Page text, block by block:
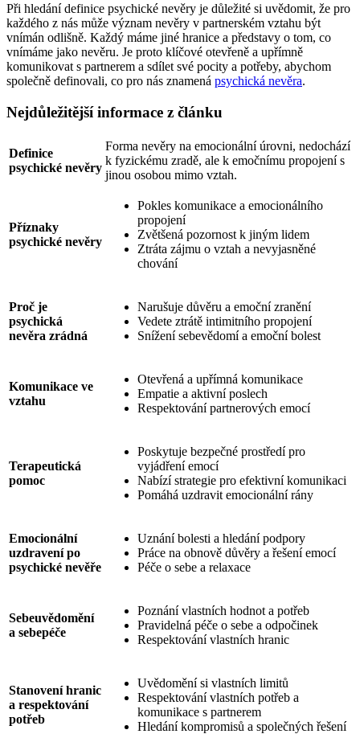
Při hledání definice psychické nevěry je důležité si uvědomit, že pro
každého z nás může význam nevěry v partnerském vztahu být
vnímán odlišně. Každý máme jiné hranice a představy o tom, co
vnímáme jako nevěru. Je proto klíčové otevřeně a upřímně
komunikovat s partnerem a sdílet své pocity a potřeby, abychom
společně definovali, co pro nás znamená psychická nevěra.
Nejdůležitější informace z článku
Definice
psychické nevěry
Forma nevěry na emocionální úrovni, nedochází
k fyzickému zradě, ale k emočnímu propojení s
jinou osobou mimo vztah.
Příznaky
psychické nevěry
Pokles komunikace a emocionálního
propojení
Zvětšená pozornost k jiným lidem
Ztráta zájmu o vztah a nevyjasněné
chování
Proč je
psychická
nevěra zrádná
Narušuje důvěru a emoční zranění
Vedete ztrátě intimitního propojení
Snížení sebevědomí a emoční bolest
Komunikace ve
vztahu
Otevřená a upřímná komunikace
Empatie a aktivní poslech
Respektování partnerových emocí
Terapeutická
pomoc
Poskytuje bezpečné prostředí pro
vyjádření emocí
Nabízí strategie pro efektivní komunikaci
Pomáhá uzdravit emocionální rány
Emocionální
uzdravení po
psychické nevěře
Uznání bolesti a hledání podpory
Práce na obnově důvěry a řešení emocí
Péče o sebe a relaxace
Sebeuvědomění
a sebepéče
Poznání vlastních hodnot a potřeb
Pravidelná péče o sebe a odpočinek
Respektování vlastních hranic
Stanovení hranic
a respektování
potřeb
Uvědomění si vlastních limitů
Respektování vlastních potřeb a
komunikace s partnerem
Hledání kompromisů a společných řešení